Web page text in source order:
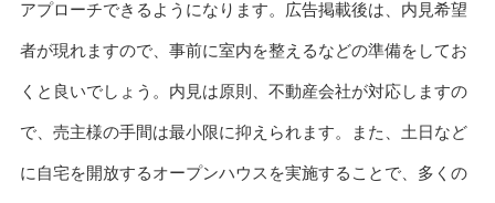
アプローチできるようになります。広告掲載後は、内見希望
者が現れますので、事前に室内を整えるなどの準備をしてお
くと良いでしょう。内見は原則、不動産会社が対応しますの
で、売主様の手間は最小限に抑えられます。また、土日など
に自宅を開放するオープンハウスを実施することで、多くの